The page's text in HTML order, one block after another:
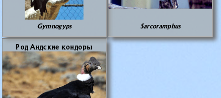
Gymnogyps Sarcoramphus
Род Анд­ские кон­до­ры